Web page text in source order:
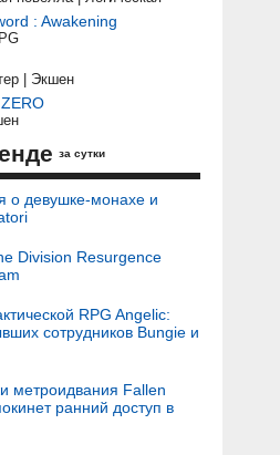
: Awakening
| Экшен
за сутки
о девушке-монахе и
Division Resurgence
RPG Angelic:
сотрудников Bungie и
метроидвания Fallen
ранний доступ в